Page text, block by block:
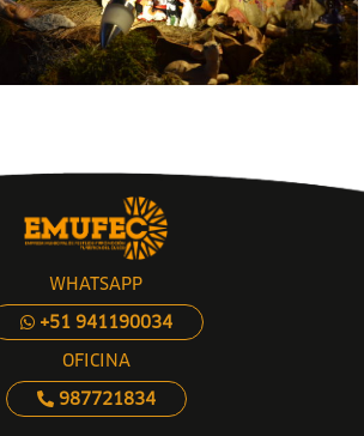
WHATSAPP
+51 941190034
OFICINA
987721834